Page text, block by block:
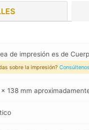
de impresión es de
sobre la impresión? Consúltenos
x 138 mm